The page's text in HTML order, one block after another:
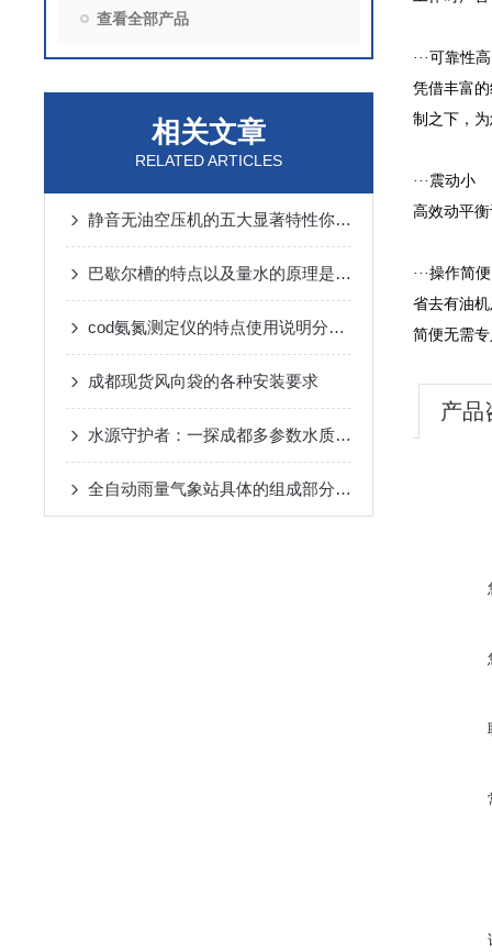
查看全部产品
相关文章
RELATED ARTICLES
静音无油空压机的五大显著特性你可清楚？
巴歇尔槽的特点以及量水的原理是什么？
cod氨氮测定仪的特点使用说明分析概述
成都现货风向袋的各种安装要求
水源守护者：一探成都多参数水质检测仪的创新特性！
全自动雨量气象站具体的组成部分如下
···可靠性高
凭借丰富
制之下，
···震动小
高效动平
···操作简
省去有油
简便无需
产品